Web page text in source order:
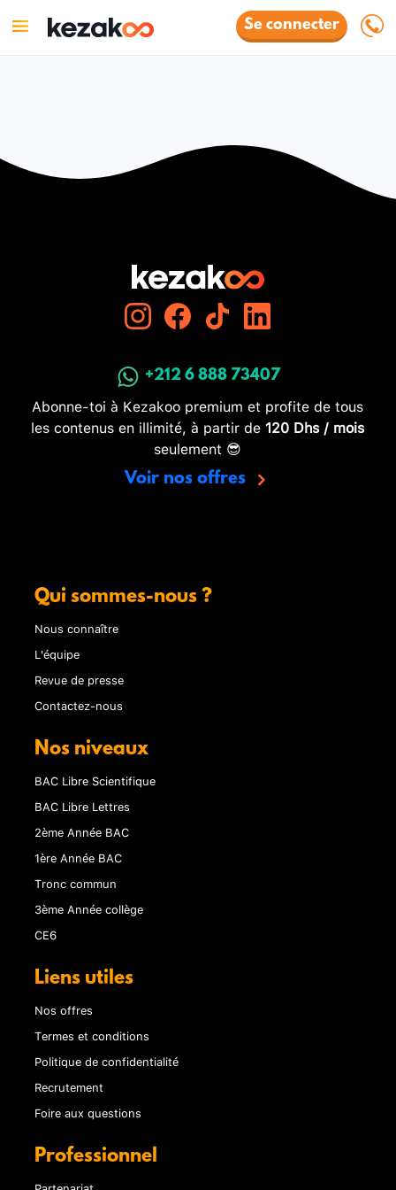
Se connecter
+212 6 888 73407
Abonne-toi à Kezakoo premium et profite de tous
les contenus en illimité, à partir de 120 Dhs / mois
seulement 😎
Voir nos offres
Qui sommes-nous ?
Nous connaître
L'équipe
Revue de presse
Contactez-nous
Nos niveaux
BAC Libre Scientifique
BAC Libre Lettres
2ème Année BAC
1ère Année BAC
Tronc commun
3ème Année collège
CE6
Liens utiles
Nos offres
Termes et conditions
Politique de confidentialité
Recrutement
Foire aux questions
Professionnel